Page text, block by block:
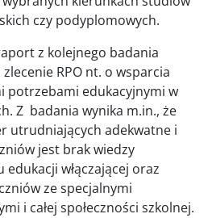
czy podyplomowych.
z kolejnego badania
RPO nt. o wsparcia
potrzebami edukacyjnymi w
Z badania wynika m.in., że
utrudniających adekwatne i
jest brak wiedzy
włączającej oraz
ze specjalnymi
i całej społeczności szkolnej.